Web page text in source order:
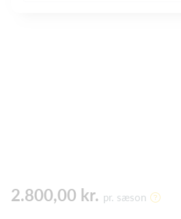
2.800,00 kr. pr. sæson